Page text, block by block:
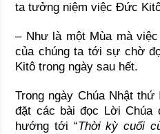
ta tưởng niệm việc Đức
– Như là một Mùa mà
của chúng ta tới sự chờ
Kitô trong ngày sau hết.
Trong ngày Chúa Nhật
đặt các bài đọc Lời Chúa
hướng tới “Thời kỳ cuối